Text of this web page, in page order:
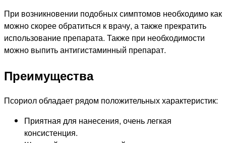
При возникновении подобных симптомов необходимо как
можно скорее обратиться к врачу, а также прекратить
использование препарата. Также при необходимости
можно выпить антигистаминный препарат.
Преимущества
Псориол обладает рядом положительных характеристик:
Приятная для нанесения, очень легкая
консистенция.